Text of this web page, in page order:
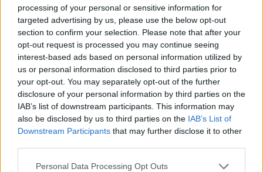
processing of your personal or sensitive information for
targeted advertising by us, please use the below opt-out
section to confirm your selection. Please note that after your
opt-out request is processed you may continue seeing
interest-based ads based on personal information utilized by
us or personal information disclosed to third parties prior to
your opt-out. You may separately opt-out of the further
disclosure of your personal information by third parties on the
IAB’s list of downstream participants. This information may
also be disclosed by us to third parties on the IAB’s List of
Downstream Participants that may further disclose it to other
Personal Data Processing Opt Outs
Du kanske också gillar